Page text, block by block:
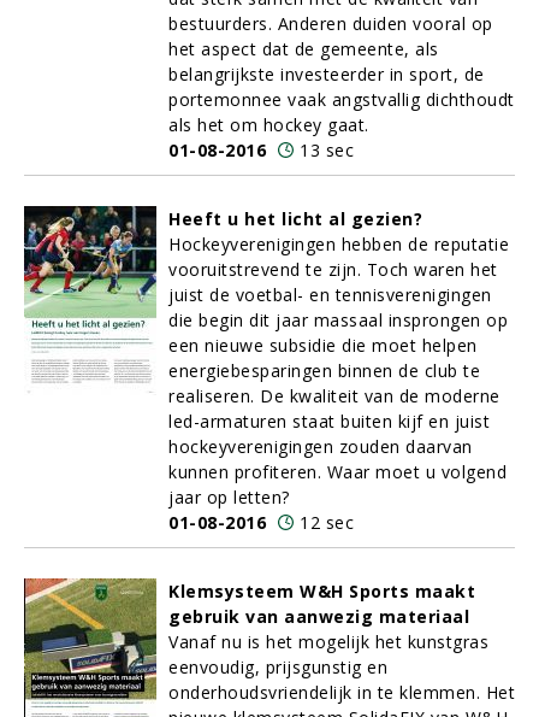
bestuurders. Anderen duiden vooral op
het aspect dat de gemeente, als
belangrijkste investeerder in sport, de
portemonnee vaak angstvallig dichthoudt
als het om hockey gaat.
01-08-2016
13 sec
Heeft u het licht al gezien?
Hockeyverenigingen hebben de reputatie
vooruitstrevend te zijn. Toch waren het
juist de voetbal- en tennisverenigingen
die begin dit jaar massaal insprongen op
een nieuwe subsidie die moet helpen
energiebesparingen binnen de club te
realiseren. De kwaliteit van de moderne
led-armaturen staat buiten kijf en juist
hockeyverenigingen zouden daarvan
kunnen profiteren. Waar moet u volgend
jaar op letten?
01-08-2016
12 sec
Klemsysteem W&H Sports maakt
gebruik van aanwezig materiaal
Vanaf nu is het mogelijk het kunstgras
eenvoudig, prijsgunstig en
onderhoudsvriendelijk in te klemmen. Het